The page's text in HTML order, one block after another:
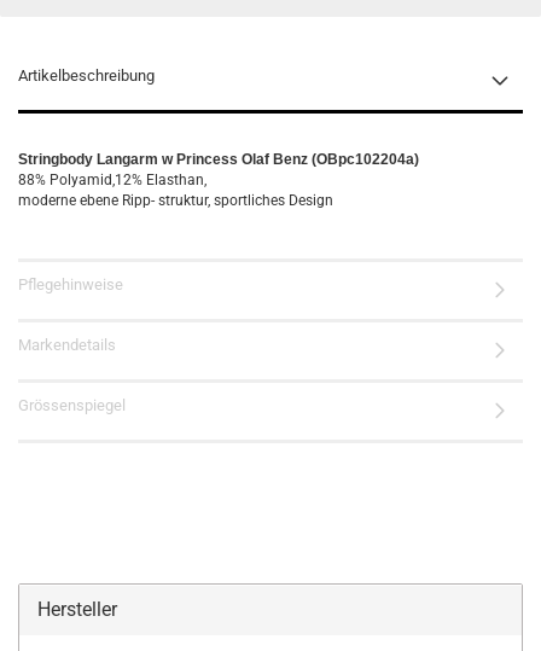
Artikelbeschreibung
Stringbody Langarm w Princess Olaf Benz (OBpc102204a)
88% Polyamid,12% Elasthan,
moderne ebene Ripp- struktur, sportliches Design
Pflegehinweise
Markendetails
Grössenspiegel
Hersteller